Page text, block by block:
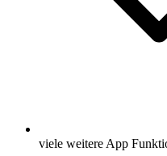
viele weitere App